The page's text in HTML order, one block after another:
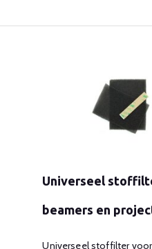
Universeel
beamers en
Universeel stoffilter